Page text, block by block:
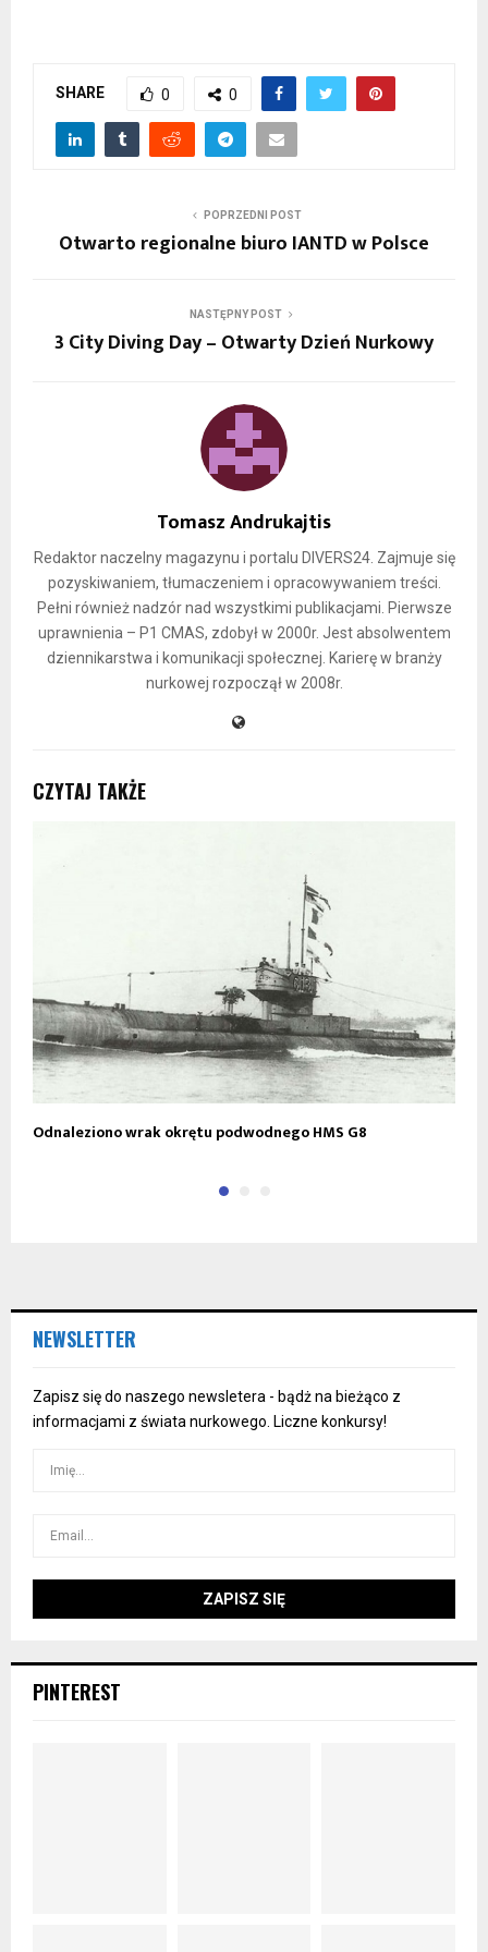
SHARE 0 0
POPRZEDNI POST
Otwarto regionalne biuro IANTD w Polsce
NASTĘPNY POST
3 City Diving Day – Otwarty Dzień Nurkowy
Tomasz Andrukajtis
Redaktor naczelny magazynu i portalu DIVERS24. Zajmuje się
pozyskiwaniem, tłumaczeniem i opracowywaniem treści.
Pełni również nadzór nad wszystkimi publikacjami. Pierwsze
uprawnienia – P1 CMAS, zdobył w 2000r. Jest absolwentem
dziennikarstwa i komunikacji społecznej. Karierę w branży
nurkowej rozpoczął w 2008r.
CZYTAJ TAKŻE
Odnaleziono wrak okrętu podwodnego HMS G8
NEWSLETTER
Zapisz się do naszego newsletera - bądż na bieżąco z
informacjami z świata nurkowego. Liczne konkursy!
PINTEREST